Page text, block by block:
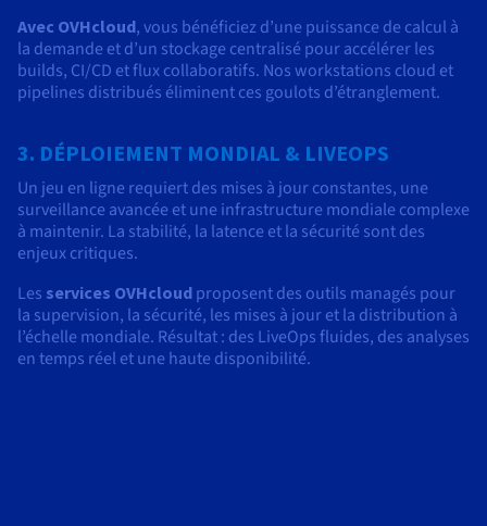
Avec OVHcloud, vous bénéficiez d’une puissance de calcul à
la demande et d’un stockage centralisé pour accélérer les
builds, CI/CD et flux collaboratifs. Nos workstations cloud et
pipelines distribués éliminent ces goulots d’étranglement.
3. DÉPLOIEMENT MONDIAL & LIVEOPS
Un jeu en ligne requiert des mises à jour constantes, une
surveillance avancée et une infrastructure mondiale complexe
à maintenir. La stabilité, la latence et la sécurité sont des
enjeux critiques.
Les services OVHcloud proposent des outils managés pour
la supervision, la sécurité, les mises à jour et la distribution à
l’échelle mondiale. Résultat : des LiveOps fluides, des analyses
en temps réel et une haute disponibilité.